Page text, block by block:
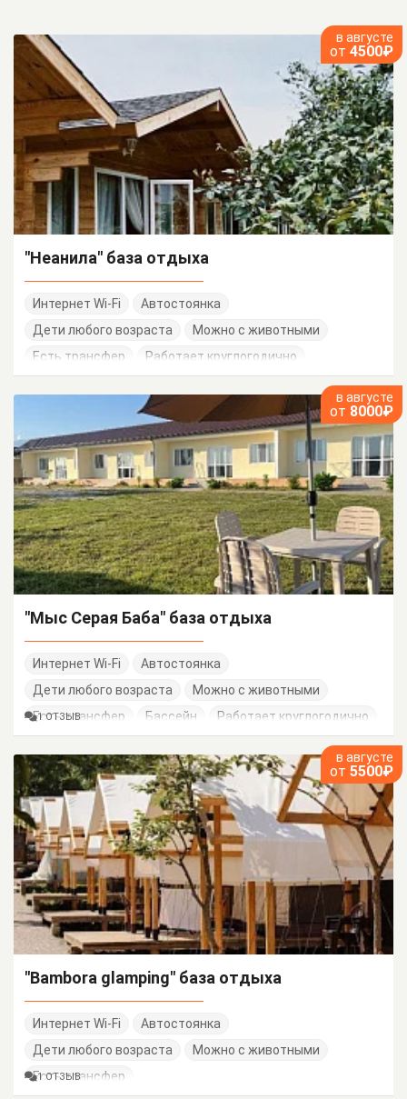
в августе
от 4500₽
"Неанила" база отдыха
Интернет Wi-Fi
Автостоянка
Дети любого возраста
Можно с животными
Есть трансфер
Работает круглогодично
в августе
от 8000₽
"Мыс Серая Баба" база отдыха
Интернет Wi-Fi
Автостоянка
Дети любого возраста
Можно с животными
Есть трансфер
Бассейн Работает круглогодично
1 ОТЗЫВ
в августе
от 5500₽
"Bambora glamping" база отдыха
Интернет Wi-Fi
Автостоянка
Дети любого возраста
Можно с животными
Есть трансфер
1 ОТЗЫВ